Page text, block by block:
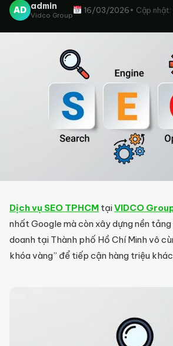
AD admin
Vidco Group
16/03/2026• Cập
Dịch vụ SEO TPHCM tạiVIDCO
nhất Google mà còn xây dựng nền
doanh tại Thành phố Hồ Chí Minh vô
khóa vàng” để tiếp cận hàng triệu